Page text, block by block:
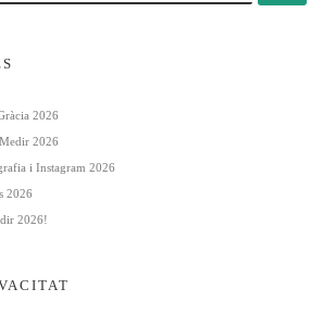
2026
2026
i Instagram 2026
2026
2026!